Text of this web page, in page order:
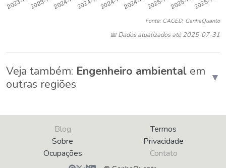
Fonte: CAGED, GanhaQuanto
📅 Dados atualizados até 2025-07-31
Veja também: Engenheiro ambiental em
outras regiões
▼
Blog
Sobre
Ocupações
Termos
Privacidade
Contato